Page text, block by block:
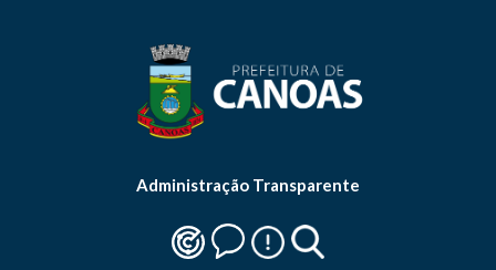
Administração Transparente